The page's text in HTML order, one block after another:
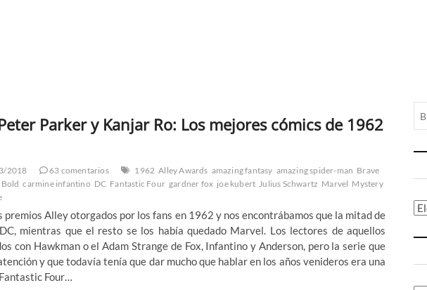
Parker y Kanjar Ro: Los mejores cómics de 1962
2018 63 comentarios 1962 Alley Awards amazing fantasy amazing spider-man Brave
carmine infantino DC Fantastic Four gardner fox joe kubert Julius Schwartz Marvel Mystery
premios Alley otorgados por los fans en 1962 y nos encontrábamos que la mitad de
mientras que el resto se los había quedado Marvel. Los lectores de aquellos
con Hawkman o el Adam Strange de Fox, Infantino y Anderson, pero la serie que
y que todavía tenía que dar mucho que hablar en los años venideros era una
Four…